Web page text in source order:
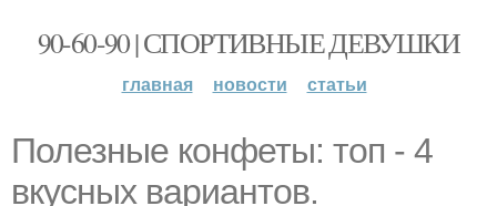
90-60-90 | СПОРТИВНЫЕ ДЕВУШКИ
главная новости статьи
Полезные конфеты: топ - 4
вкусных вариантов.